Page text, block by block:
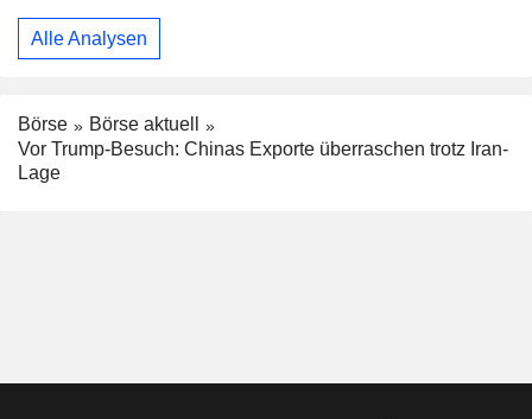
Alle Analysen
Börse
Börse aktuell
Vor Trump-Besuch: Chinas Exporte überraschen trotz Iran-
Lage